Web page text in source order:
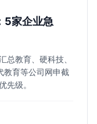
5家企业急
总教育、硬科技、
教育等公司网申截
先级。